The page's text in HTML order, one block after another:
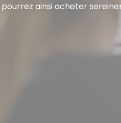
ainsi acheter